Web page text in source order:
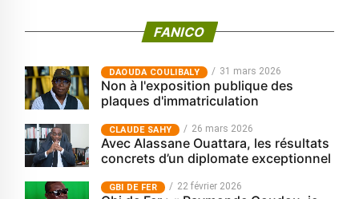
FANICO
‎DAOUDA COULIBALY 31 mars 2026
Non à l'exposition publique des
plaques d'immatriculation
CLAUDE SAHY 26 mars 2026
Avec Alassane Ouattara, les résultats
concrets d’un diplomate exceptionnel
GBI DE FER 22 février 2026